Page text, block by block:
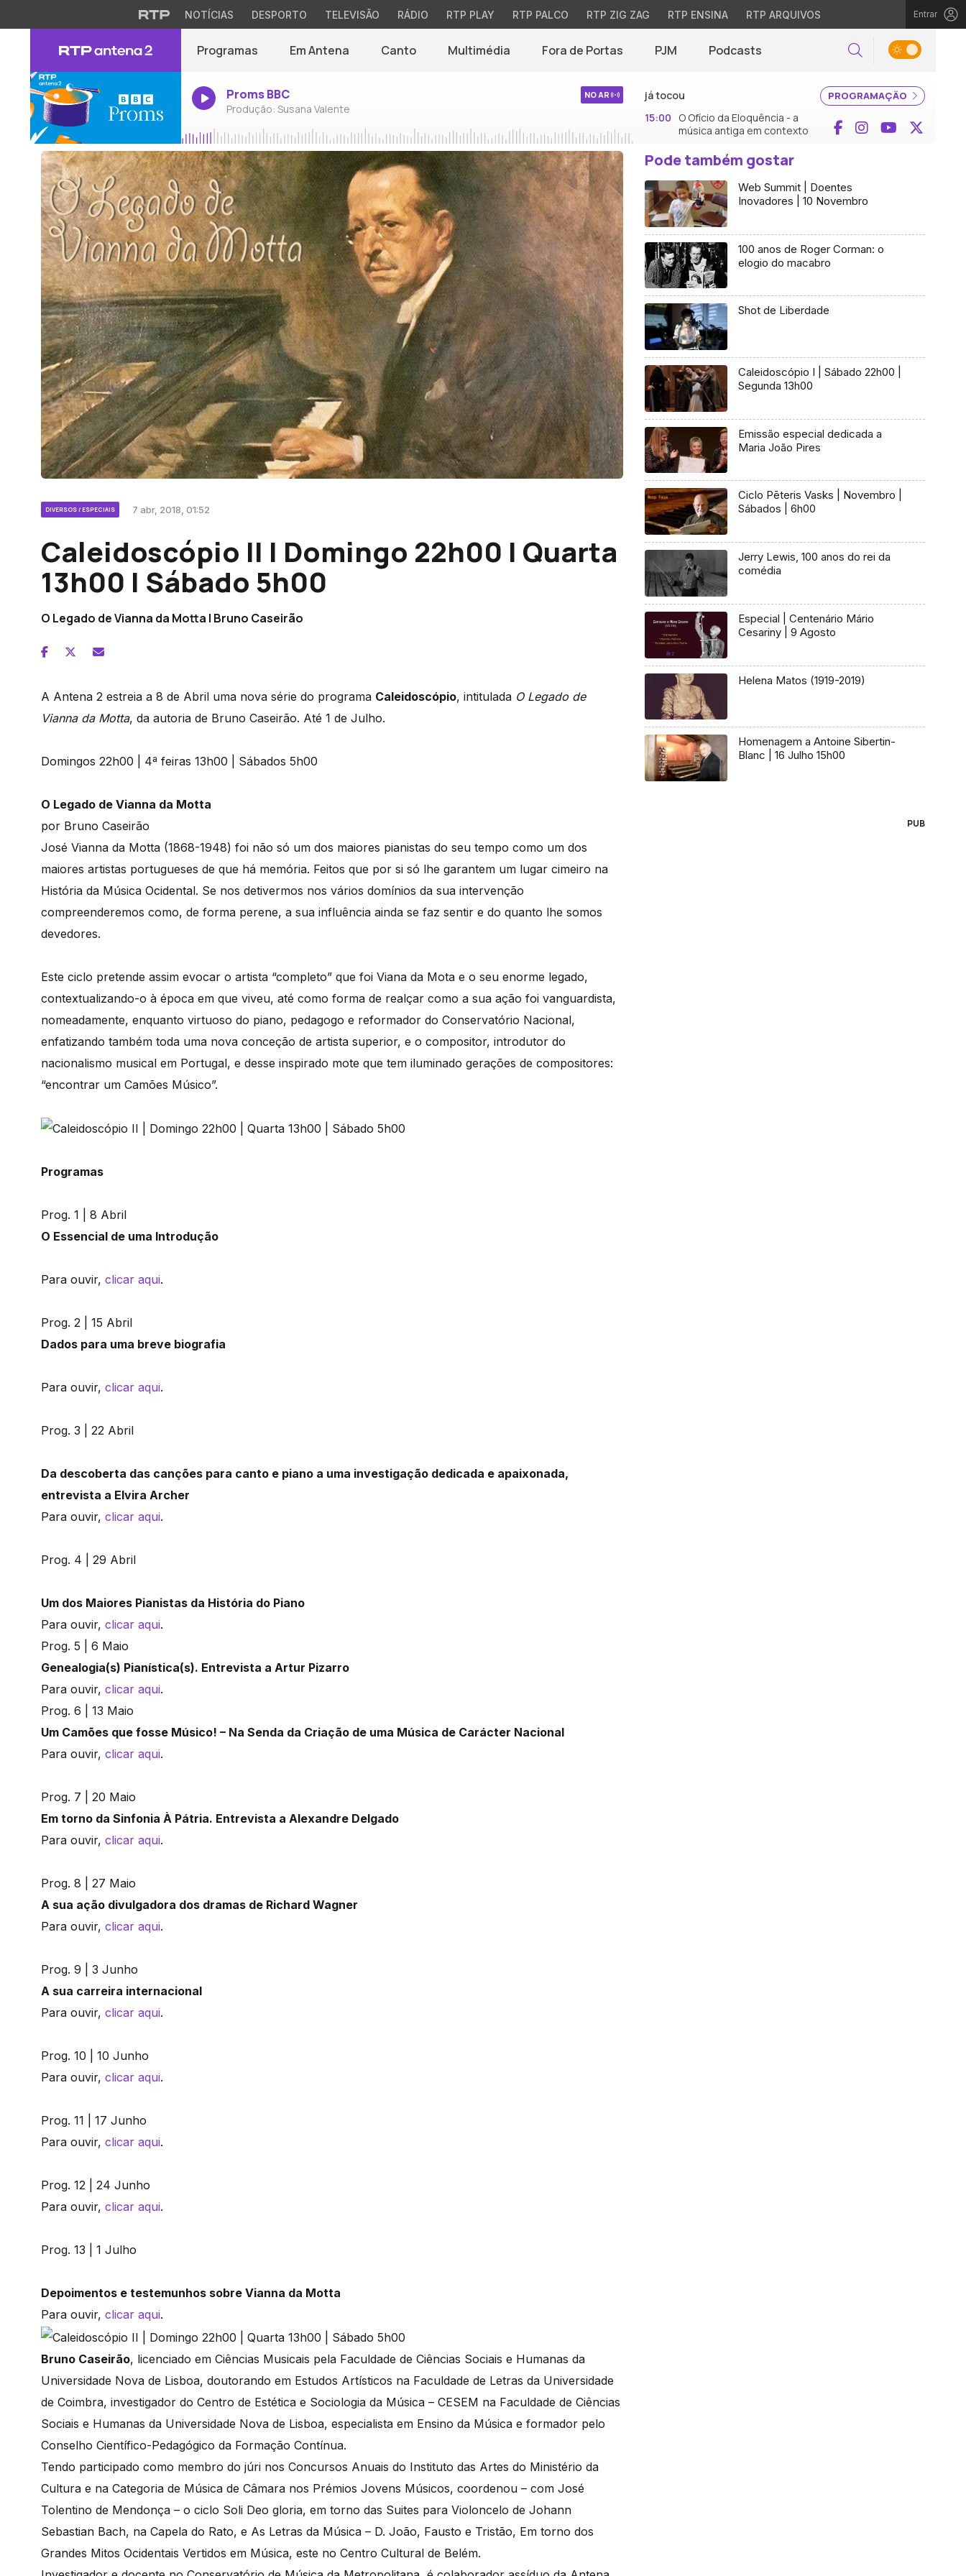
NOTÍCIAS DESPORTO TELEVISÃO RÁDIO RTP PLAY RTP PALCO RTP ZIG ZAG RTP ENSINA RTP ARQUIVOS Entrar
Programas Em Antena Canto Multimédia Fora de Portas PJM Podcasts Pesquisar
Proms BBC
Produção: Susana Valente
NO AR PROGRAMAÇÃO
já tocou
15:00
O Ofício da Eloquência - a
música antiga em contexto
Facebook
InstagramYouTube
DIVERSOS / ESPECIAIS 7 abr, 2018, 01:52
Caleidoscópio II | Domingo 22h00 | Quarta
13h00 | Sábado 5h00
O Legado de Vianna da Motta | Bruno Caseirão
A Antena 2 estreia a 8 de Abril uma nova série do programa Caleidoscópio, intitulada O Legado de
Vianna da Motta, da autoria de Bruno Caseirão. Até 1 de Julho.
Domingos 22h00 | 4ª feiras 13h00 | Sábados 5h00
O Legado de Vianna da Motta
por Bruno Caseirão
José Vianna da Motta (1868-1948) foi não só um dos maiores pianistas do seu tempo como um dos
maiores artistas portugueses de que há memória. Feitos que por si só lhe garantem um lugar cimeiro na
História da Música Ocidental. Se nos detivermos nos vários domínios da sua intervenção
compreenderemos como, de forma perene, a sua influência ainda se faz sentir e do quanto lhe somos
devedores.
Este ciclo pretende assim evocar o artista “completo” que foi Viana da Mota e o seu enorme legado,
contextualizando-o à época em que viveu, até como forma de realçar como a sua ação foi vanguardista,
nomeadamente, enquanto virtuoso do piano, pedagogo e reformador do Conservatório Nacional,
enfatizando também toda uma nova conceção de artista superior, e o compositor, introdutor do
nacionalismo musical em Portugal, e desse inspirado mote que tem iluminado gerações de compositores:
“encontrar um Camões Músico”.
Programas
Prog. 1 | 8 Abril
O Essencial de uma Introdução
Para ouvir, clicar aqui.
Prog. 2 | 15 Abril
Dados para uma breve biografia
Para ouvir, clicar aqui.
Prog. 3 | 22 Abril
Da descoberta das canções para canto e piano a uma investigação dedicada e apaixonada,
entrevista a Elvira Archer
Para ouvir, clicar aqui.
Prog. 4 | 29 Abril
Um dos Maiores Pianistas da História do Piano
Para ouvir, clicar aqui.
Prog. 5 | 6 Maio
Genealogia(s) Pianística(s). Entrevista a Artur Pizarro
Para ouvir, clicar aqui.
Prog. 6 | 13 Maio
Um Camões que fosse Músico! – Na Senda da Criação de uma Música de Carácter Nacional
Para ouvir, clicar aqui.
Prog. 7 | 20 Maio
Em torno da Sinfonia À Pátria. Entrevista a Alexandre Delgado
Para ouvir, clicar aqui.
Prog. 8 | 27 Maio
A sua ação divulgadora dos dramas de Richard Wagner
Para ouvir, clicar aqui.
Prog. 9 | 3 Junho
A sua carreira internacional
Para ouvir, clicar aqui.
Prog. 10 | 10 Junho
Para ouvir, clicar aqui.
Prog. 11 | 17 Junho
Para ouvir, clicar aqui.
Prog. 12 | 24 Junho
Para ouvir, clicar aqui.
Prog. 13 | 1 Julho
Depoimentos e testemunhos sobre Vianna da Motta
Para ouvir, clicar aqui.
Bruno Caseirão, licenciado em Ciências Musicais pela Faculdade de Ciências Sociais e Humanas da
Universidade Nova de Lisboa, doutorando em Estudos Artísticos na Faculdade de Letras da Universidade
de Coimbra, investigador do Centro de Estética e Sociologia da Música – CESEM na Faculdade de Ciências
Sociais e Humanas da Universidade Nova de Lisboa, especialista em Ensino da Música e formador pelo
Conselho Científico-Pedagógico da Formação Contínua.
Tendo participado como membro do júri nos Concursos Anuais do Instituto das Artes do Ministério da
Cultura e na Categoria de Música de Câmara nos Prémios Jovens Músicos, coordenou – com José
Tolentino de Mendonça – o ciclo Soli Deo gloria, em torno das Suites para Violoncelo de Johann
Sebastian Bach, na Capela do Rato, e As Letras da Música – D. João, Fausto e Tristão, Em torno dos
Grandes Mitos Ocidentais Vertidos em Música, este no Centro Cultural de Belém.
Pode também gostar
Web Summit | Doentes
Inovadores | 10 Novembro
100 anos de Roger Corman: o
elogio do macabro
Shot de Liberdade
Caleidoscópio I | Sábado 22h00 |
Segunda 13h00
Emissão especial dedicada a
Maria João Pires
Ciclo Pēteris Vasks | Novembro |
Sábados | 6h00
Jerry Lewis, 100 anos do rei da
comédia
Especial | Centenário Mário
Cesariny | 9 Agosto
Helena Matos (1919-2019)
Homenagem a Antoine Sibertin-
Blanc | 16 Julho 15h00
PUB